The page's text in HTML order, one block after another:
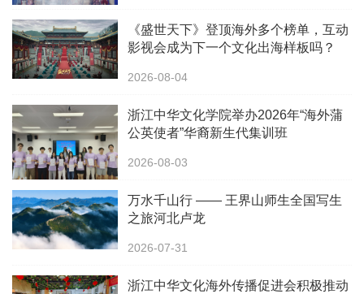
《盛世天下》登顶海外多个榜单，互动
影视会成为下一个文化出海样板吗？
2026-08-04
浙江中华文化学院举办2026年“海外蒲
公英使者”华裔新生代集训班
2026-08-03
万水千山行 —— 王界山师生全国写生
之旅河北卢龙
2026-07-31
浙江中华文化海外传播促进会积极推动